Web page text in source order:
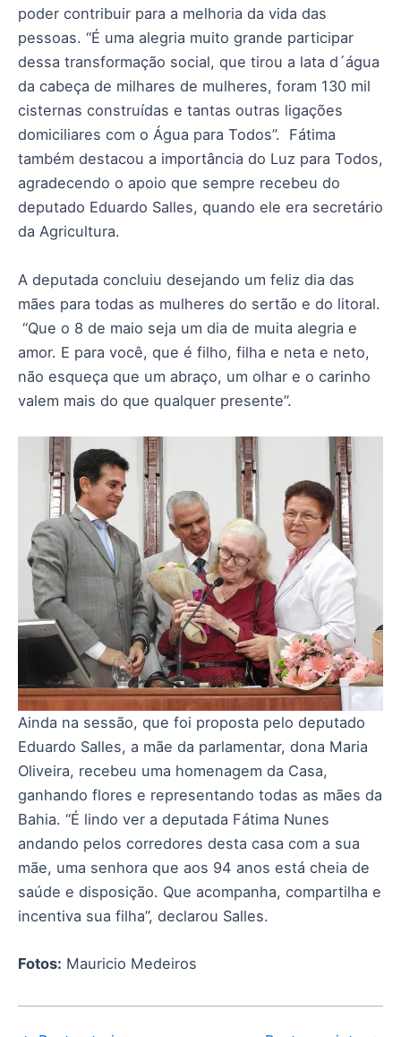
poder contribuir para a melhoria da vida das
pessoas. “É uma alegria muito grande participar
dessa transformação social, que tirou a lata d´água
da cabeça de milhares de mulheres, foram 130 mil
cisternas construídas e tantas outras ligações
domiciliares com o Água para Todos”. Fátima
também destacou a importância do Luz para Todos,
agradecendo o apoio que sempre recebeu do
deputado Eduardo Salles, quando ele era secretário
da Agricultura.
A deputada concluiu desejando um feliz dia das
mães para todas as mulheres do sertão e do litoral.
“Que o 8 de maio seja um dia de muita alegria e
amor. E para você, que é filho, filha e neta e neto,
não esqueça que um abraço, um olhar e o carinho
valem mais do que qualquer presente”.
Ainda na sessão, que foi proposta pelo deputado
Eduardo Salles, a mãe da parlamentar, dona Maria
Oliveira, recebeu uma homenagem da Casa,
ganhando flores e representando todas as mães da
Bahia. “É lindo ver a deputada Fátima Nunes
andando pelos corredores desta casa com a sua
mãe, uma senhora que aos 94 anos está cheia de
saúde e disposição. Que acompanha, compartilha e
incentiva sua filha”, declarou Salles.
Fotos: Mauricio Medeiros